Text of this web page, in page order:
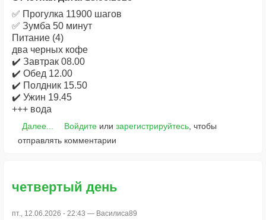
✅ Прогулка 11900 шагов
✅ Зумба 50 минут
Питание (4)
два черных кофе
✔️ Завтрак 08.00
✔️ Обед 12.00
✔️ Полдник 15.50
✔️ Ужин 19.45
+++ вода
Далее... Войдитеили зарегистрируйтесь, чтобы
отправлять комментарии
четвертый день
пт., 12.06.2026 - 22:43 — Василиса89